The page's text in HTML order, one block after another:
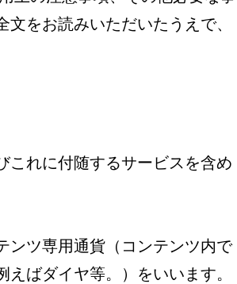
をお読みいただいたうえで、
これに付随するサービスを含め
ンツ専用通貨（コンテンツ内で
ばダイヤ等。）をいいます。